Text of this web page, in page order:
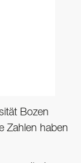
Bozen
Zahlen haben